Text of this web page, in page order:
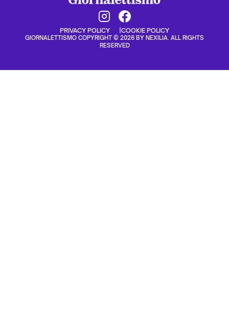
PRIVACY POLICY COOKIE POLICY
GIORNALETTISMO COPYRIGHT © 2026 BY NEXILIA. ALL RIGHTS
RESERVED